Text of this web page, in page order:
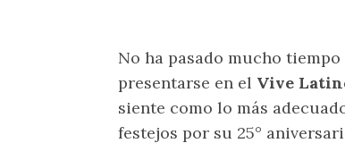
No ha pasado mucho tiempo
presentarse en el Vive
siente como lo más
festejos por su 25°